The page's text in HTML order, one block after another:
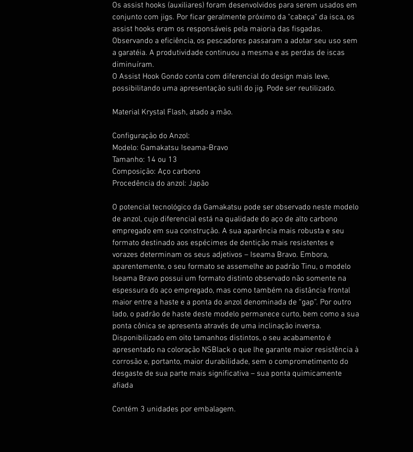
Os assist hooks (auxiliares) foram desenvolvidos para serem usados em
conjunto com jigs. Por ficar geralmente próximo da "cabeça" da isca, os
assist hooks eram os responsáveis pela maioria das fisgadas.
Observando a eficiência, os pescadores passaram a adotar seu uso sem
a garatéia. A produtividade continuou a mesma e as perdas de iscas
diminuíram.
O Assist Hook Gondo conta com diferencial do design mais leve,
possibilitando uma apresentação sutil do jig. Pode ser reutilizado.
Material Krystal Flash, atado a mão.
Configuração do Anzol:
Modelo: Gamakatsu Iseama-Bravo
Tamanho: 14 ou 13
Composição: Aço carbono
Procedência do anzol: Japão
O potencial tecnológico da Gamakatsu pode ser observado neste modelo
de anzol, cujo diferencial está na qualidade do aço de alto carbono
empregado em sua construção. A sua aparência mais robusta e seu
formato destinado aos espécimes de dentição mais resistentes e
vorazes determinam os seus adjetivos – Iseama Bravo. Embora,
aparentemente, o seu formato se assemelhe ao padrão Tinu, o modelo
Iseama Bravo possui um formato distinto observado não somente na
espessura do aço empregado, mas como também na distância frontal
maior entre a haste e a ponta do anzol denominada de “gap”. Por outro
lado, o padrão de haste deste modelo permanece curto, bem como a sua
ponta cônica se apresenta através de uma inclinação inversa.
Disponibilizado em oito tamanhos distintos, o seu acabamento é
apresentado na coloração NSBlack o que lhe garante maior resistência à
corrosão e, portanto, maior durabilidade, sem o comprometimento do
desgaste de sua parte mais significativa – sua ponta quimicamente
afiada
Contém 3 unidades por embalagem.